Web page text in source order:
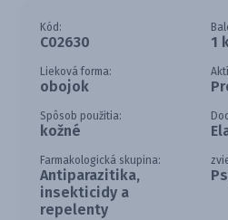
Kód:
C02630 1
Lieková forma:
obojok
Spôsob použitia:
kožné
Farmakologická skupina:
Antiparazitika,
insekticidy a
repelenty